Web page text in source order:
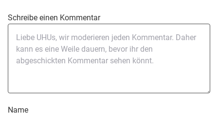
Schreibe einen Kommentar
Name